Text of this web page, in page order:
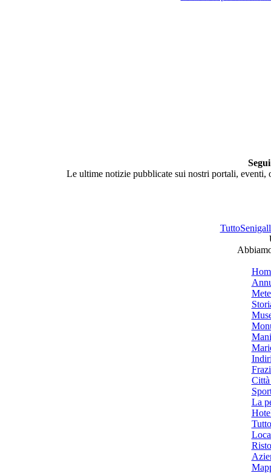
Le ultime notizie pubblicate sui nostri portali,
Città
La